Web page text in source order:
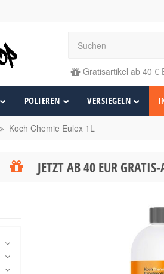
Gratisartikel ab 40 €
POLIEREN VERSIEGELN
Koch Chemie Eulex 1L
JETZT AB 40 EUR